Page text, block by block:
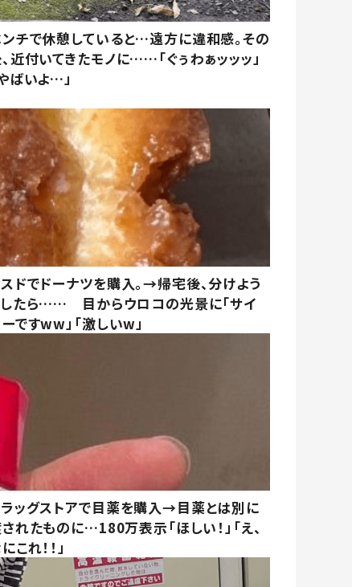
チで休憩していると…遠方に違和感。その
近付いてきたモノに……「ぐぅわぁッッッ」
ばいよ…」
ドでドーナツを購入。→帰宅後、分けよう
したら…… 目からウロコの光景に「サイ
ですww」「激しいw」
ラッグストアで目薬を購入→目薬とは別に
れたものに…180万表示「ほしい！」「え、
これ！！」